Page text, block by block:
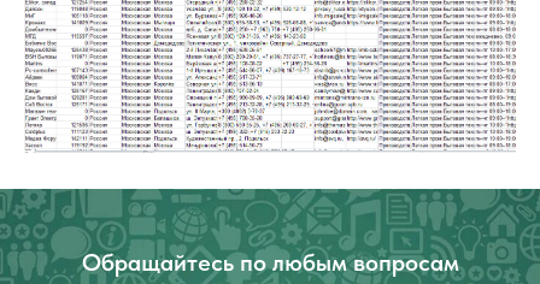
Обращайтесь по любым вопросам